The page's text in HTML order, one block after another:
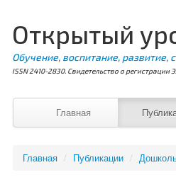
Открытый
Обучение, воспитание, развитие,
ISSN 2410-2830. Свидетельство о
Главная
Главная / Публикации /